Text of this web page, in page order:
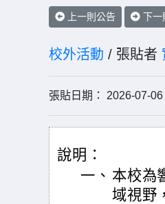
上一則公告 下一
校外活動 / 張貼者
張貼日期： 2026-07-
說明：
一、 本校為
域視野